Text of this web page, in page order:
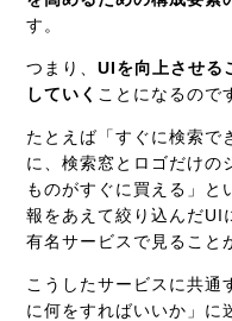
す。
つまり、UIを向上させる
していく ことになるので
たとえば「すぐに検索で
に、検索窓とロゴだけの
ものがすぐに買える」と
報をあえて絞り込んだUI
有名サービスで見ること
こうしたサービスに共通
に何をすればいいか」に